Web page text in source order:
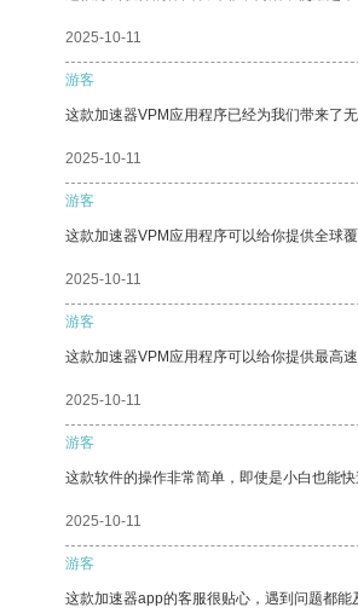
2025-10-11
游客
这款加速器VPM应用程序已经为我们带来了
2025-10-11
游客
这款加速器VPM应用程序可以给你提供全球
2025-10-11
游客
这款加速器VPM应用程序可以给你提供最高
2025-10-11
游客
这款软件的操作非常简单，即使是小白也能快
2025-10-11
游客
这款加速器app的客服很贴心，遇到问题都能